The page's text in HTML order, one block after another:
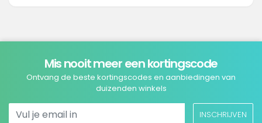
Mis nooit meer een kortingscode
Ontvang de beste kortingscodes en aanbiedingen van
duizenden winkels
INSCHRIJVEN